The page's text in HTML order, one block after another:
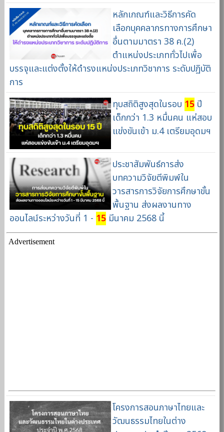
หลักเกณฑ์และวิธีการคัด
เลือกบุคคลากรทางการศึกษา
อื่นตามมาตรา 38 ค.(2)
ตำแหน่งประเภททั่วไปเพื่อ
บรรจุและแต่งตั้งให้ดำรงแหน่งประเภทวิชาการ ระดับปฏิบัติ
การ
ทุบสถิติสูงสุดในรอบ 15ปี
เด็กกว่า 1.3 หมื่นคน แห่สอบ
แข่งขันเข้า ม.4 เตรียมอุดมฯ
ประชาสัมพันธ์การส่ง
บทความวิจัยตีพิมพ์ใน
วารสารการวิจัยการศึกษาขั้น
พื้นฐาน ส่งผลงานทาง
ออนไลน์ระหว่างวันที่ 1 - 15 มีนาคม 2568 นี้
Advertisement
โครงการสอนภาษาไทยและ
วัฒนธรรมไทยในต่าง